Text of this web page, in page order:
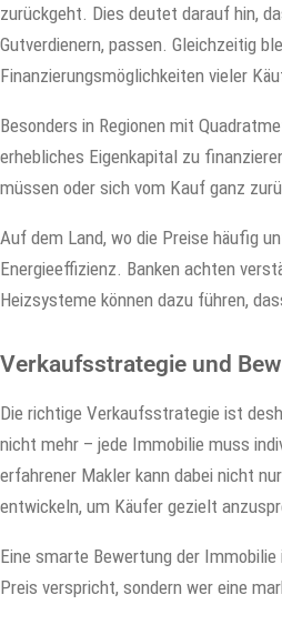
zurückgeht. Dies deutet darauf hin,
Gutverdienern, passen. Gleichzeitig
Finanzierungsmöglichkeiten vieler
Besonders in Regionen mit
erhebliches Eigenkapital zu
müssen oder sich vom Kauf ganz
Auf dem Land, wo die Preise häufig
Energieeffizienz. Banken achten
Heizsysteme können dazu führen,
Verkaufsstrategie und
Die richtige Verkaufsstrategie ist
nicht mehr – jede Immobilie muss
erfahrener Makler kann dabei nicht
entwickeln, um Käufer gezielt
Eine smarte Bewertung der
Preis verspricht, sondern wer eine